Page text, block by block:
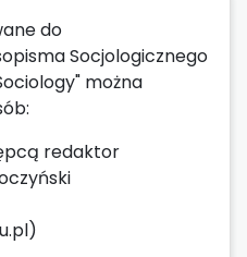
do
Socjologicznego
można
redaktor